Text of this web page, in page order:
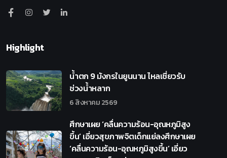
Highlight
น้ำตก 9 มังกรในยูนนาน ไหลเชี่ยวรับ
ช่วงน้ำหลาก
6 สิงหาคม 2569
ศึกษาเผย ‘คลื่นความร้อน-อุณหภูมิสูง
ขึ้น’ เอี่ยวสุขภาพจิตเด็กแย่ลงศึกษาเผย
‘คลื่นความร้อน-อุณหภูมิสูงขึ้น’ เอี่ยว